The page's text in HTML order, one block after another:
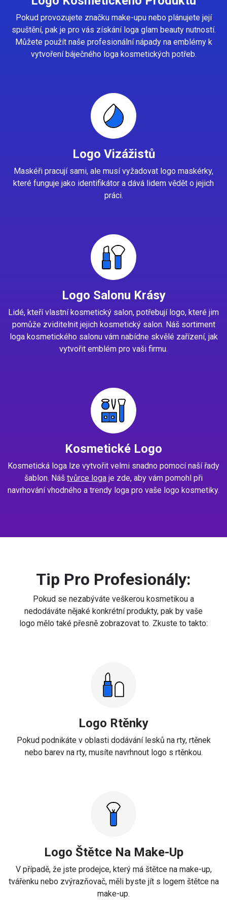
Pokud provozujete značku make-upu nebo plánujete její
spuštění, pak je pro vás získání loga glam beauty nutností.
Můžete použít naše profesionální nápady na emblémy k
vytvoření báječného loga kosmetických potřeb.
Logo Vizážistů
Maskéři pracují sami, ale musí vyžadovat logo maskérky,
které funguje jako identifikátor a dává lidem vědět o jejich
práci.
Logo Salonu Krásy
Lidé, kteří vlastní kosmetický salon, potřebují logo, které jim
pomůže zviditelnit jejich kosmetický salon. Náš sortiment
loga kosmetického salonu vám nabídne skvělé zařízení, jak
vytvořit emblém pro vaši firmu.
Kosmetické Logo
Kosmetická loga lze vytvořit velmi snadno pomocí naší řady
šablon. Náš tvůrce loga je zde, aby vám pomohl při
navrhování vhodného a trendy loga pro vaše logo kosmetiky.
Tip Pro Profesionály:
Pokud se nezabýváte veškerou kosmetikou a
nedodáváte nějaké konkrétní produkty, pak by vaše
logo mělo také přesně zobrazovat to. Zkuste to takto:
Logo Rtěnky
Pokud podnikáte v oblasti dodávání lesků na rty, rtěnek
nebo barev na rty, musíte navrhnout logo s rtěnkou.
Logo Štětce Na Make-Up
V případě, že jste prodejce, který má štětce na make-up,
tvářenku nebo zvýrazňovač, měli byste jít s logem štětce na
make-up.